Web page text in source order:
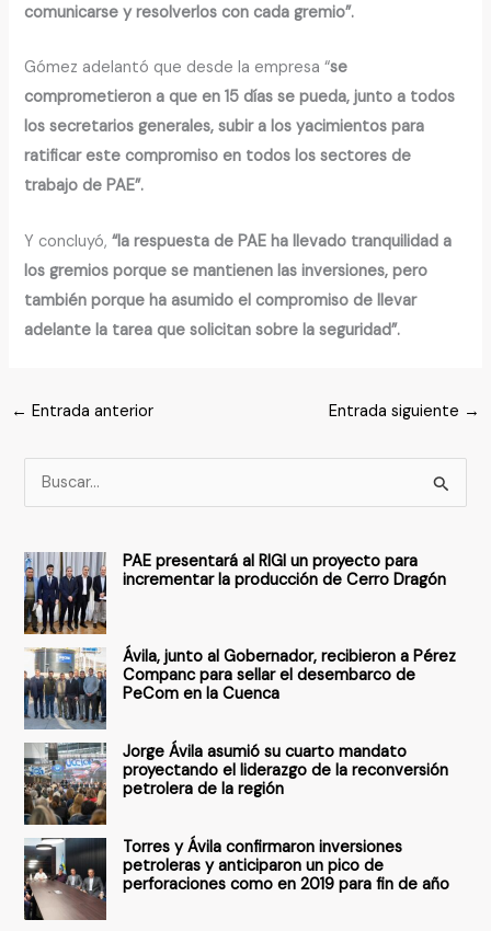
comunicarse y resolverlos con cada gremio”.
Gómez adelantó que desde la empresa “se
comprometieron a que en 15 días se pueda, junto a todos
los secretarios generales, subir a los yacimientos para
ratificar este compromiso en todos los sectores de
trabajo de PAE”.
Y concluyó,“la respuesta de PAE ha llevado tranquilidad a
los gremios porque se mantienen las inversiones, pero
también porque ha asumido el compromiso de llevar
adelante la tarea que solicitan sobre la seguridad”.
← Entrada anterior Entrada siguiente →
u
c
a
r
o
r
:
PAE presentará al RIGI un proyecto para
incrementar la producción de Cerro Dragón
Ávila, junto al Gobernador, recibieron a Pérez
Companc para sellar el desembarco de
PeCom en la Cuenca
Jorge Ávila asumió su cuarto mandato
proyectando el liderazgo de la reconversión
petrolera de la región
Torres y Ávila confirmaron inversiones
petroleras y anticiparon un pico de
perforaciones como en 2019 para fin de año